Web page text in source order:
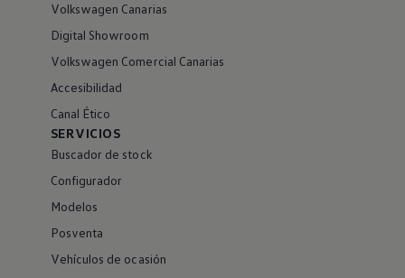
Volkswagen Canarias
Digital Showroom
Volkswagen Comercial Canarias
Accesibilidad
Canal Ético
SERVICIOS
Buscador de stock
Configurador
Modelos
Posventa
Vehículos de ocasión